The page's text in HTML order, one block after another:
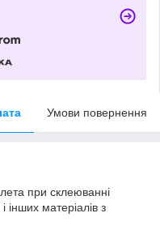
Умови повернення
при склеюванні
матеріалів з